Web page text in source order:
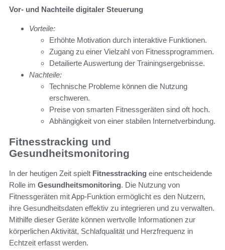
Vor- und Nachteile digitaler Steuerung
Vorteile:
Erhöhte Motivation durch interaktive Funktionen.
Zugang zu einer Vielzahl von Fitnessprogrammen.
Detailierte Auswertung der Trainingsergebnisse.
Nachteile:
Technische Probleme können die Nutzung
erschweren.
Preise von smarten Fitnessgeräten sind oft hoch.
Abhängigkeit von einer stabilen Internetverbindung.
Fitnesstracking und
Gesundheitsmonitoring
In der heutigen Zeit spielt Fitnesstracking eine entscheidende
Rolle im Gesundheitsmonitoring. Die Nutzung von
Fitnessgeräten mit App-Funktion ermöglicht es den Nutzern,
ihre Gesundheitsdaten effektiv zu integrieren und zu verwalten.
Mithilfe dieser Geräte können wertvolle Informationen zur
körperlichen Aktivität, Schlafqualität und Herzfrequenz in
Echtzeit erfasst werden.